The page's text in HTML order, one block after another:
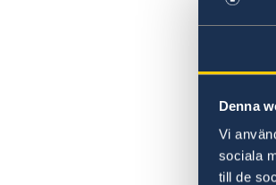
Denna
Vi
sociala
till de